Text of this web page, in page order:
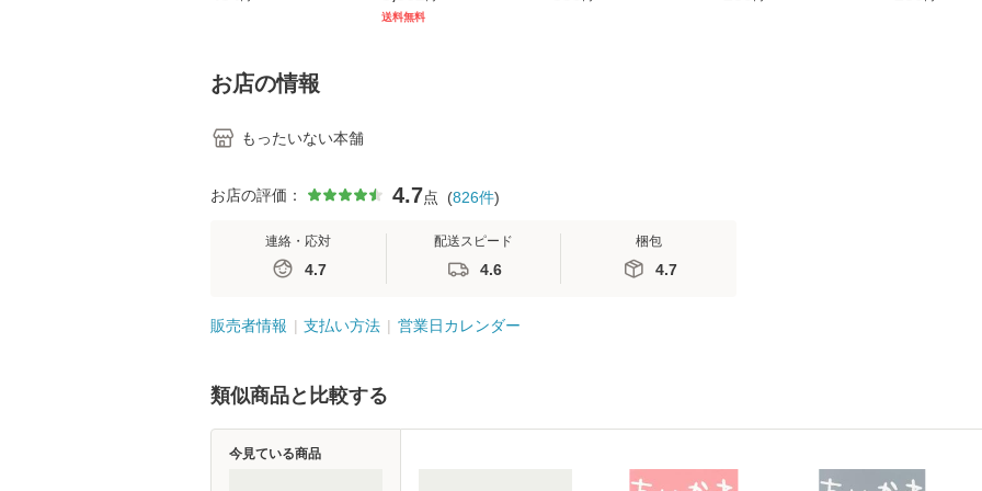
[CD]【メール便送料無
キル 改訂第3版 (看護
送料無料
【メール便送料無料】
送料無料】
ミリヤ / [CD]【メール
お店の情報
もったいない本舗
お店の評価： 4.7点 (826件)
連絡・応対
4.7
配送スピード
4.6
梱包
4.7
販売者情報 支払い方法 営業日カレンダー
類似商品と比較する
今見ている商品